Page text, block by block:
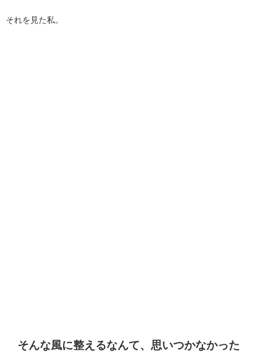
それを見た私。
そんな風に整えるなんて、思いつかなかった